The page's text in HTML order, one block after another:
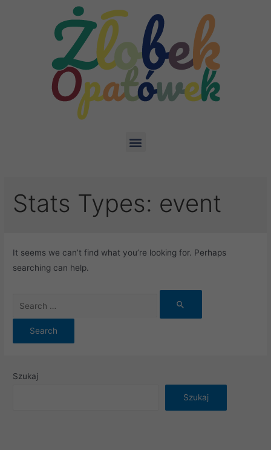
Stats Types: event
It seems we can’t find what you’re looking for. Perhaps
searching can help.
Szukaj
Szukaj